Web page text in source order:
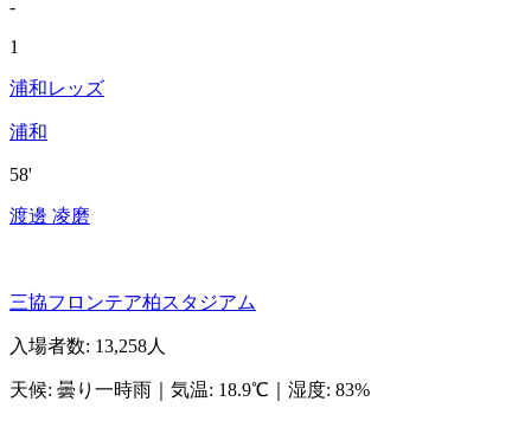
-
1
浦和レッズ
浦和
58'
渡邊 凌磨
三協フロンテア柏スタジアム
入場者数: 13,258人
天候: 曇り一時雨 気温: 18.9℃ 湿度: 83%